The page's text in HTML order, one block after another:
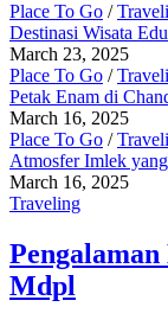
Place To Go /
Destinasi Wisata
March 23, 2025
Place To Go /
Petak Enam di
March 16, 2025
Place To Go /
Atmosfer Imlek
March 16, 2025
Traveling
Mdpl